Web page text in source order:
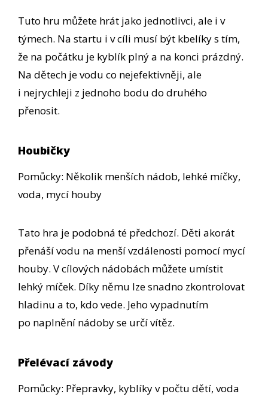
Tuto hru můžete hrát jako jednotlivci, ale i v
týmech. Na startu i v cíli musí být kbelíky s tím,
že na počátku je kyblík plný a na konci prázdný.
Na dětech je vodu co nejefektivněji, ale
i nejrychleji z jednoho bodu do druhého
přenosit.
Houbičky
Pomůcky: Několik menších nádob, lehké míčky,
voda, mycí houby
Tato hra je podobná té předchozí. Děti akorát
přenáší vodu na menší vzdálenosti pomocí mycí
houby. V cílových nádobách můžete umístit
lehký míček. Díky němu lze snadno zkontrolovat
hladinu a to, kdo vede. Jeho vypadnutím
po naplnění nádoby se určí vítěz.
Přelévací závody
Pomůcky: Přepravky, kyblíky v počtu dětí, voda